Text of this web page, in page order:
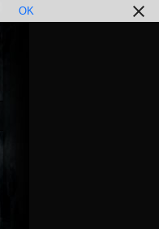
OK